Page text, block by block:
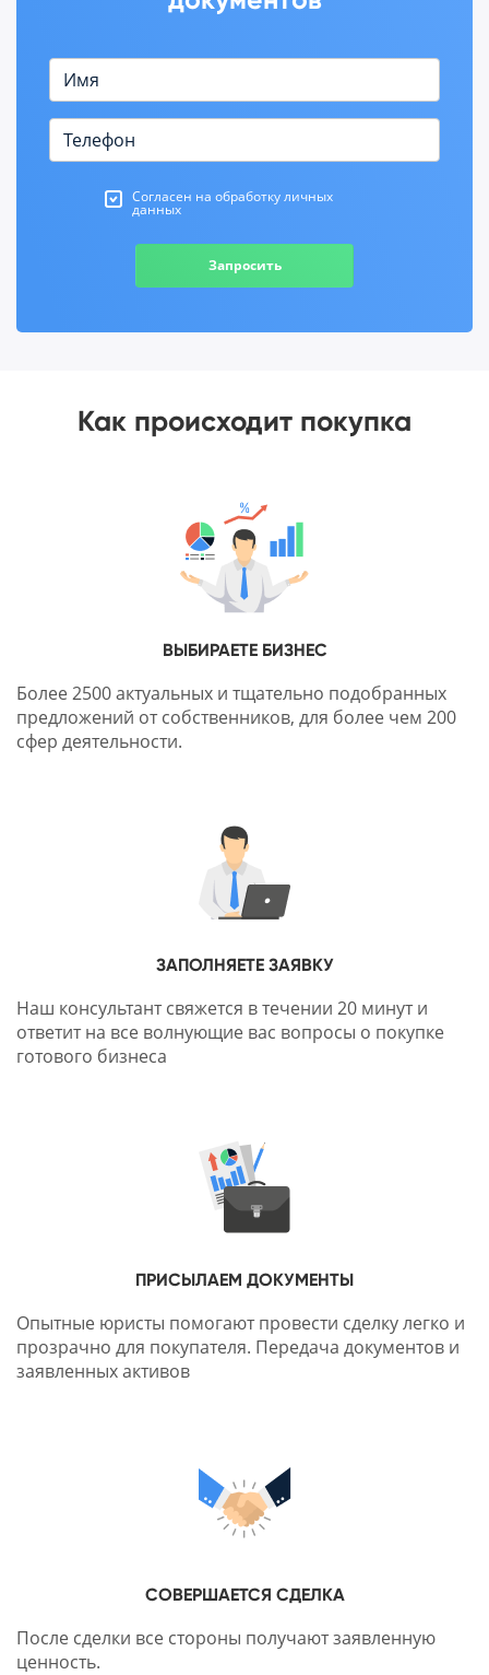
Согласен на обработку личных
данных
Запросить
Как происходит покупка
ВЫБИРАЕТЕ БИЗНЕС
Более 2500 актуальных и тщательно подобранных
предложений от собственников, для более чем 200
сфер деятельности.
ЗАПОЛНЯЕТЕ ЗАЯВКУ
Наш консультант свяжется в течении 20 минут и
ответит на все волнующие вас вопросы о покупке
готового бизнеса
ПРИСЫЛАЕМ ДОКУМЕНТЫ
Опытные юристы помогают провести сделку легко и
прозрачно для покупателя. Передача документов и
заявленных активов
СОВЕРШАЕТСЯ СДЕЛКА
После сделки все стороны получают заявленную
ценность.